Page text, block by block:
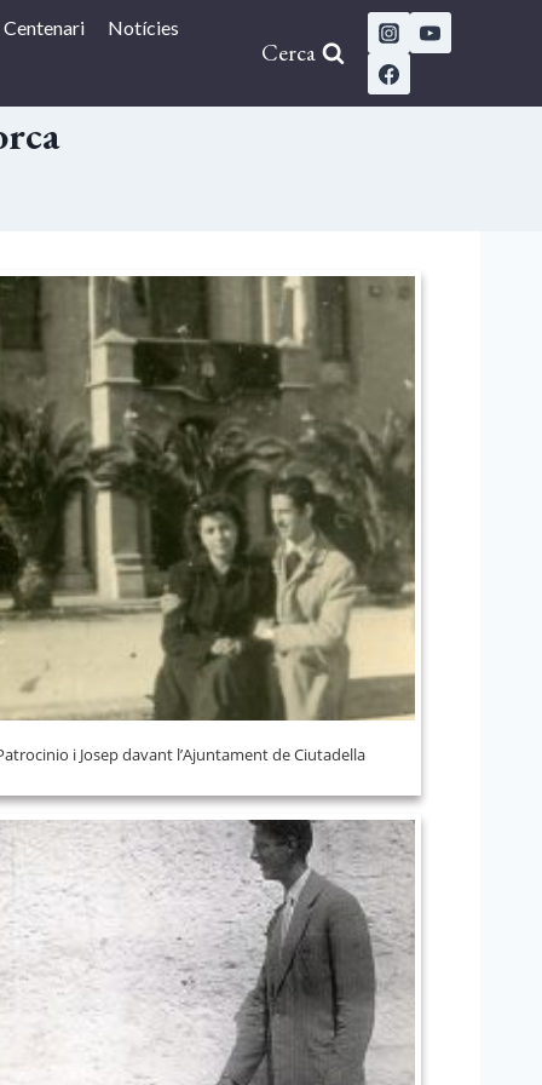
Centenari Notícies
Cerca
i Josep davant l’Ajuntament de Ciutadella